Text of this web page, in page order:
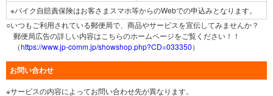
※バイク自賠責保険はお客さまスマホ等からのWebでの申込みとなります。
○いつもご利用されている郵便局で、商品やサービスを宣伝してみませんか？
郵便局広告の詳しい内容はこちらのホームページをご覧ください！！
（https://www.jp-comm.jp/showshop.php?CD=033350）
お問い合わせ
※サービスの内容によってお問い合わせ先が異なります。